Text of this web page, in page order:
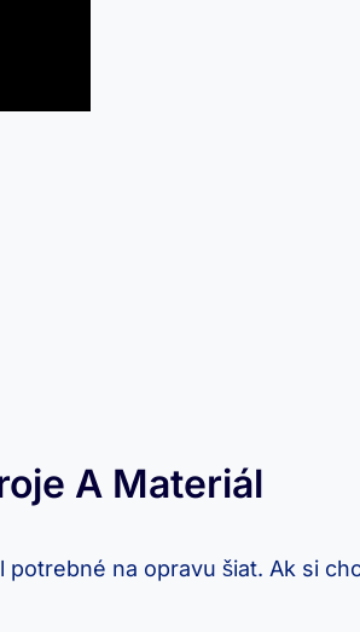
A ⁣materiál
potrebné ‍na opravu šiat. Ak⁤ si